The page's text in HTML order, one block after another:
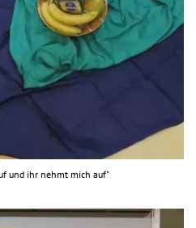
und ihr nehmt mich auf"